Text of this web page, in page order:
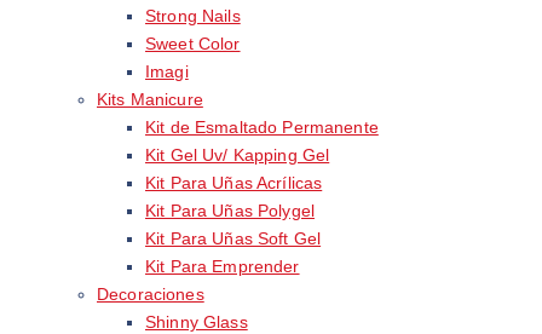
Strong Nails
Sweet Color
Imagi
Kits Manicure
Kit de Esmaltado Permanente
Kit Gel Uv/ Kapping Gel
Kit Para Uñas Acrílicas
Kit Para Uñas Polygel
Kit Para Uñas Soft Gel
Kit Para Emprender
Decoraciones
Shinny Glass